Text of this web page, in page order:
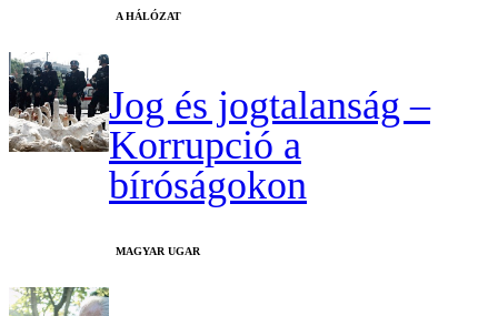
A HÁLÓZAT
Jog és jogtalanság –
Korrupció a
bíróságokon
MAGYAR UGAR